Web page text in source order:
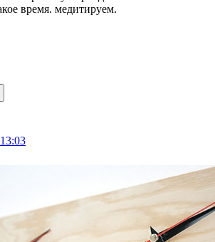
время. медитируем.